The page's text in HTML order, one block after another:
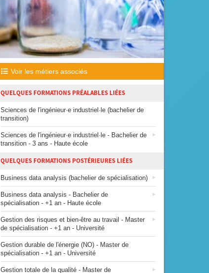
Voir les métiers associés
QUELQUES FORMATIONS PRÉALABLES LIÉES
Sciences de l'ingénieur·e industriel·le (bachelier de
transition)
Sciences de l'ingénieur·e industriel·le - Bachelier de
transition - 3 ans - Haute école
QUELQUES FORMATIONS POSTÉRIEURES LIÉES
Business data analysis (bachelier de spécialisation)
Business data analysis - Bachelier de
spécialisation - +1 an - Haute école
Gestion des risques et bien-être au travail - Master
de spécialisation - +1 an - Université
Gestion durable de l'énergie (NO) - Master de
spécialisation - +1 an - Université
Gestion totale de la qualité - Master de